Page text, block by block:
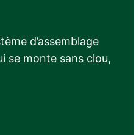
d’assemblage
se monte sans clou,